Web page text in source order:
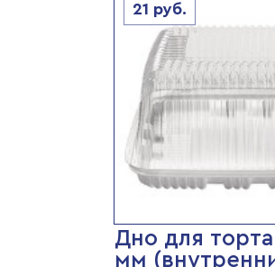
21 руб.
Дно для торта
мм